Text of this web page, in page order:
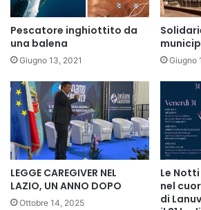
Pescatore inghiottito da
una balena
Giugno 13, 2021 Giugno
LEGGE CAREGIVER NEL
LAZIO, UN ANNO DOPO
Ottobre 14, 2025
Le
nel
di